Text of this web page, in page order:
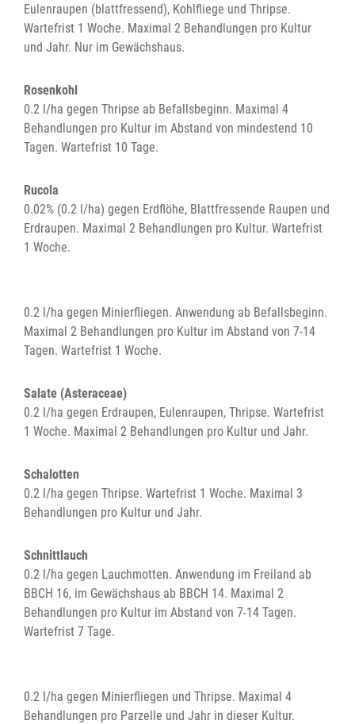
Eulenraupen (blattfressend), Kohlfliege und Thripse.
Wartefrist 1 Woche. Maximal 2 Behandlungen pro Kultur
und Jahr. Nur im Gewächshaus.
Rosenkohl
0.2 l/ha gegen Thripse ab Befallsbeginn. Maximal 4
Behandlungen pro Kultur im Abstand von mindestend 10
Tagen. Wartefrist 10 Tage.
Rucola
0.02% (0.2 l/ha) gegen Erdflöhe, Blattfressende Raupen und
Erdraupen. Maximal 2 Behandlungen pro Kultur. Wartefrist
1 Woche.
0.2 l/ha gegen Minierfliegen. Anwendung ab Befallsbeginn.
Maximal 2 Behandlungen pro Kultur im Abstand von 7-14
Tagen. Wartefrist 1 Woche.
Salate (Asteraceae)
0.2 l/ha gegen Erdraupen, Eulenraupen, Thripse. Wartefrist
1 Woche. Maximal 2 Behandlungen pro Kultur und Jahr.
Schalotten
0.2 l/ha gegen Thripse. Wartefrist 1 Woche. Maximal 3
Behandlungen pro Kultur und Jahr.
Schnittlauch
0.2 l/ha gegen Lauchmotten. Anwendung im Freiland ab
BBCH 16, im Gewächshaus ab BBCH 14. Maximal 2
Behandlungen pro Kultur im Abstand von 7-14 Tagen.
Wartefrist 7 Tage.
0.2 l/ha gegen Minierfliegen und Thripse. Maximal 4
Behandlungen pro Parzelle und Jahr in dieser Kultur.